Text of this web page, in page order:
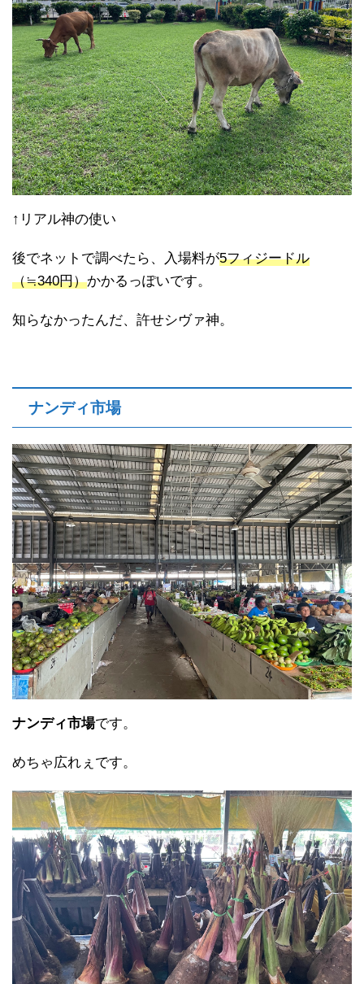
↑リアル神の使い
後でネットで調べたら、入場料が5フィジードル
（≒340円）かかるっぽいです。
知らなかったんだ、許せシヴァ神。
ナンディ市場
ナンディ市場です。
めちゃ広れぇです。